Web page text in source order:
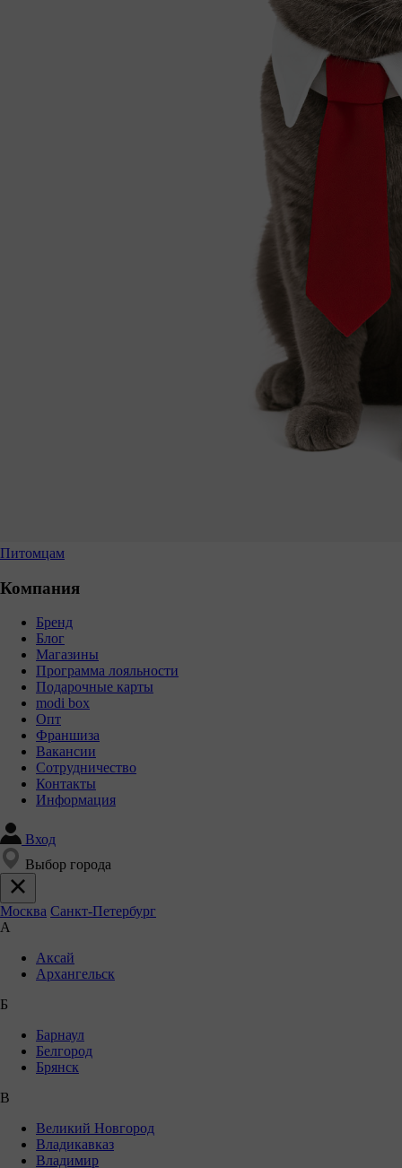
Питомцам
Компания
Бренд
Блог
Магазины
Программа лояльности
Подарочные карты
modi box
Опт
Франшиза
Вакансии
Сотрудничество
Контакты
Информация
Вход
Выбор города
Москва Санкт-Петербург
А
Аксай
Архангельск
Б
Барнаул
Белгород
Брянск
В
Великий Новгород
Владикавказ
Владимир